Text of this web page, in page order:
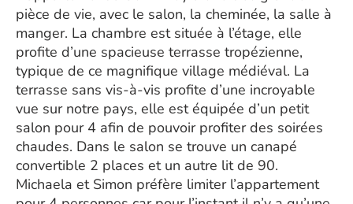
pièce de vie, avec le salon, la cheminée, la salle à
manger. La chambre est située à l’étage, elle
profite d’une spacieuse terrasse tropézienne,
typique de ce magnifique village médiéval. La
terrasse sans vis-à-vis profite d’une incroyable
vue sur notre pays, elle est équipée d’un petit
salon pour 4 afin de pouvoir profiter des soirées
chaudes. Dans le salon se trouve un canapé
convertible 2 places et un autre lit de 90.
Michaela et Simon préfère limiter l’appartement